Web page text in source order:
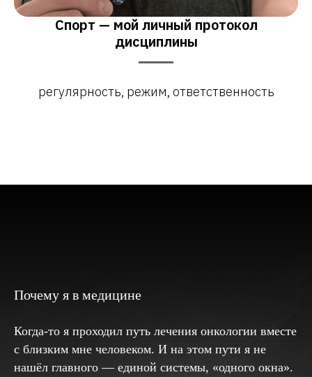
Спорт — мой личный протокол
дисциплины
регулярность, режим, ответственность
Почему я в медицине
Когда-то я проходил путь лечения онкологии вместе
с близким мне человеком. И на этом пути я не
нашёл главного — единой системы, «одного окна».